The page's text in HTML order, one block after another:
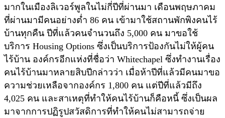
มากในเมืองลิเวอร์พูลในไม่กี่ปีที่ผ่านมา เดือนพฤษภาคม
ที่ผ่านมามีคนอย่างต่ำ 86 คน เข้ามาใช้สถานพักพิงคนไร้
บ้านทุกคืน ปีที่แล้วคนจำนวนถึง 5,000 คน มาขอใช้
บริการ Housing Options ซึ่งเป็นบริการป้องกันไม่ให้ผู้คน
ไร้บ้าน องค์กรอีกแห่งที่ชื่อว่า Whitechapel ซึ่งทำงานเรื่อง
คนไร้บ้านมาหลายสิบปีกล่าวว่า เมื่อห้าปีที่แล้วมีคนมาขอ
ความช่วยเหลือจากองค์กร 1,800 คน แต่ปีที่แล้วมีถึง
4,025 คน และสาเหตุที่ทำให้คนไร้บ้านก็คือหนี้ ซึ่งเป็นผล
มาจากการปฏิรูปสวัสดิการที่ทำให้คนไม่สามารถจ่าย